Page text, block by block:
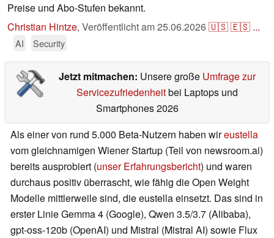
Preise und Abo-Stufen bekannt.
Christian Hintze, Veröffentlicht am25.06.2026🇺🇸🇪🇸 ...
AI Security
Jetzt mitmachen: Unsere große Umfrage zur
Servicezufriedenheitbei Laptops und
Smartphones 2026
Als einer von rund 5.000 Beta-Nutzern haben wireustella
vom gleichnamigen Wiener Startup (Teil von newsroom.ai)
bereits ausprobiert (unser Erfahrungsbericht) und waren
durchaus positiv überrascht, wie fähig die Open Weight
Modelle mittlerweile sind, die eustella einsetzt. Das sind in
erster Linie Gemma 4 (Google), Qwen 3.5/3.7 (Alibaba),
gpt-oss-120b (OpenAI) und Mistral (Mistral AI) sowie Flux